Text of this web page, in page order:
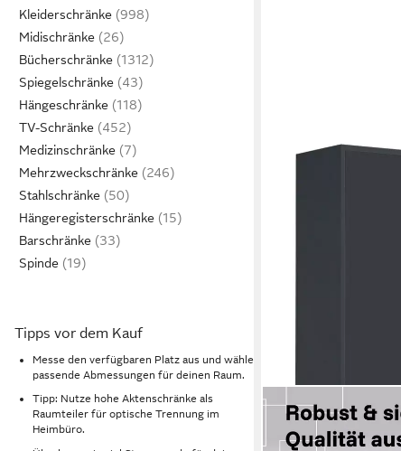
Kleiderschränke
Midischränke
Bücherschränke
Spiegelschränke
Hängeschränke
TV-Schränke
Medizinschränke
Mehrzweckschränke
Stahlschränke
Hängeregisterschränke
Barschränke
Spinde
Tipps vor dem Kauf
Messe den verfügbaren Platz aus und wähle
passende Abmessungen für deinen Raum.
Tipp: Nutze hohe Aktenschränke als
Raumteiler für optische Trennung im
Heimbüro.